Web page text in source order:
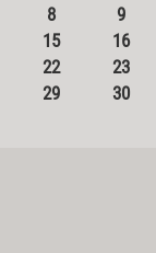
8
9
15
16
22
23
29
30